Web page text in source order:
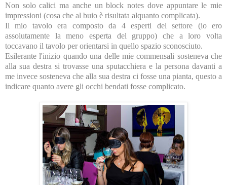
Non solo calici ma anche un block notes dove appuntare le mie
impressioni (cosa che al buio è risultata alquanto complicata).
Il mio tavolo era composto da 4 esperti del settore (io ero
assolutamente la meno esperta del gruppo) che a loro volta
toccavano il tavolo per orientarsi in quello spazio sconosciuto.
Esilerante l'inizio quando una delle mie commensali sosteneva che
alla sua destra si trovasse una sputacchiera e la persona davanti a
me invece sosteneva che alla sua destra ci fosse una pianta, questo a
indicare quanto avere gli occhi bendati fosse complicato.